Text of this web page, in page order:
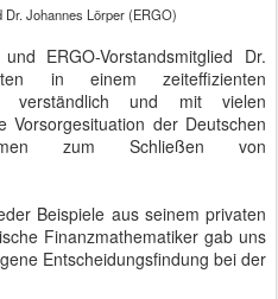
Dr. Johannes Lörper (ERGO)
ERGO-Vorstandsmitglied Dr.
in einem zeiteffizienten
verständlich und mit vielen
Vorsorgesituation der Deutschen
zum Schließen von
Beispiele aus seinem privaten
Finanzmathematiker gab uns
Entscheidungsfindung bei der